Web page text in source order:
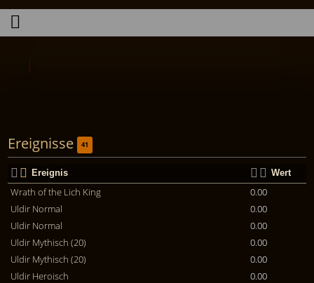
Ereignisse 41
Ereignis Wert
Wrath of the Lich King
0.00
Uldir Normal
0.00
Uldir Normal
0.00
Uldir Mythisch (20)
0.00
Uldir Mythisch (20)
0.00
Uldir Heroisch
0.00